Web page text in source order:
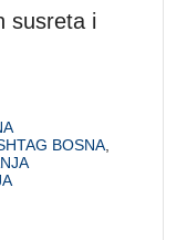
susreta i
BOSNA,